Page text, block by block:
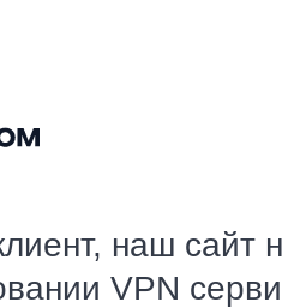
наш сайт
VPN